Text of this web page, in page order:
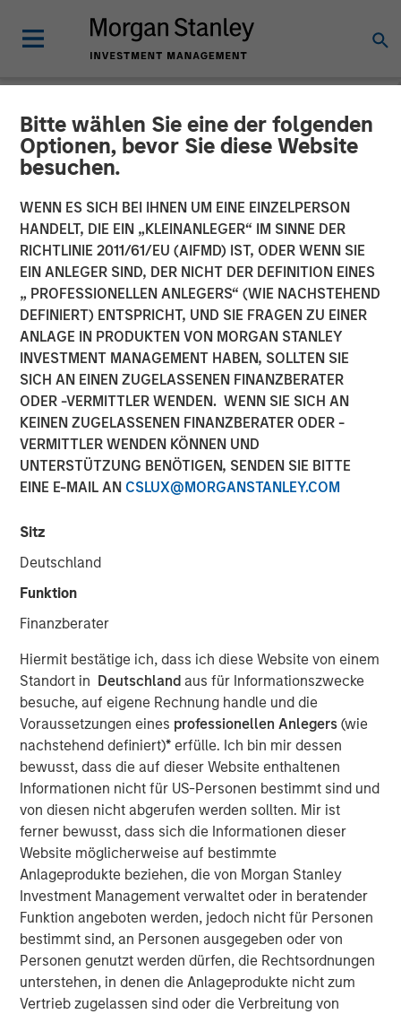
Bitte wählen Sie eine der folgenden
Optionen, bevor Sie diese Website
besuchen.
WENN ES SICH BEI IHNEN UM EINE EINZELPERSON
HANDELT, DIE EIN „KLEINANLEGER“ IM SINNE DER
RICHTLINIE 2011/61/EU (AIFMD) IST, ODER WENN SIE
EIN ANLEGER SIND, DER NICHT DER DEFINITION EINES
„ PROFESSIONELLEN ANLEGERS“ (WIE NACHSTEHEND
DEFINIERT) ENTSPRICHT, UND SIE FRAGEN ZU EINER
ANLAGE IN PRODUKTEN VON MORGAN STANLEY
INVESTMENT MANAGEMENT HABEN, SOLLTEN SIE
SICH AN EINEN ZUGELASSENEN FINANZBERATER
ODER -VERMITTLER WENDEN. WENN SIE SICH AN
KEINEN ZUGELASSENEN FINANZBERATER ODER -
VERMITTLER WENDEN KÖNNEN UND
UNTERSTÜTZUNG BENÖTIGEN, SENDEN SIE BITTE
EINE E-MAIL AN CSLUX@MORGANSTANLEY.COM
Sitz
Deutschland
Funktion
Finanzberater
Hiermit bestätige ich, dass ich diese Website von einem
Standort in Deutschland aus für Informationszwecke
besuche, auf eigene Rechnung handle und die
Voraussetzungen eines professionellen Anlegers(wie
nachstehend definiert)* erfülle. Ich bin mir dessen
bewusst, dass die auf dieser Website enthaltenen
Informationen nicht für US-Personen bestimmt sind und
von diesen nicht abgerufen werden sollten. Mir ist
ferner bewusst, dass sich die Informationen dieser
Website möglicherweise auf bestimmte
Anlageprodukte beziehen, die von Morgan Stanley
Investment Management verwaltet oder in beratender
Funktion angeboten werden, jedoch nicht für Personen
bestimmt sind, an Personen ausgegeben oder von
Personen genutzt werden dürfen, die Rechtsordnungen
unterstehen, in denen die Anlageprodukte nicht zum
Vertrieb zugelassen sind oder die Verbreitung von
PRIVATE MARKETS PERSPECTIVES INSIGHTS
Private Markets
Perspectives Q4 Webinar
03 DEZEMBER 2025
Steven Turner, CFA
Managing Director
Michael P. Carroll
Managing Director
Video
In this quarter’s webinar, our investment leaders
provided a comprehensive view of the private markets
landscape, shared strategic asset class insights—
including a health check on private credit—and delivered
an in-depth analysis of the evolving dynamics in private
equity.
Portfolio Solutions Group
The Portfolio Solutions Group is a comprehensive multi-
asset business, with activity across all asset strategies
and types (traditional and alternative), through solutions
that span fully liquid (public assets), comprehensive
(public and private assets) and fully private portfolios.
Offerings are delivered via a managed portfolio or model,
in discretionary or advisory format.